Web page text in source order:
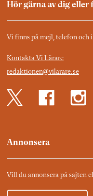
Hör gärna av dig eller
Vi finns på mejl, telefon och
Kontakta Vi Lärare
redaktionen@vilarare.se
Annonsera
Vill du annonsera på sajten